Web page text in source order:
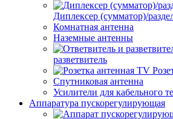
Диплексер (сумматор)/
Комнатная антенна
Наземные антенны
разветвитель
Спутниковая антенна
Усилители для кабельного
Аппаратура пускорегулирующая